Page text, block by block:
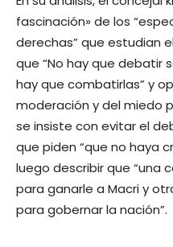
fascinación» de los
derechas” que estudian
que “No hay que debatir
hay que combatirlas” y
moderación y del miedo
se insiste con evitar el
que piden “que no haya
luego describir que “una
para ganarle a Macri y
para gobernar la nación”.